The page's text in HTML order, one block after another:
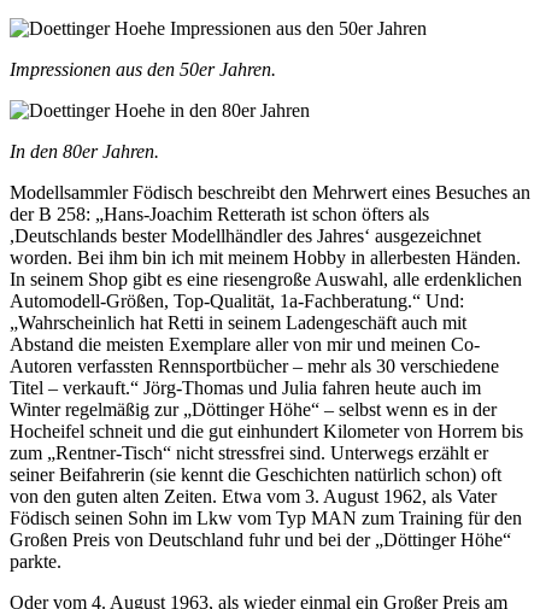
Impressionen aus den 50er Jahren.
In den 80er Jahren.
Modellsammler Födisch beschreibt den Mehrwert eines Besuches an
der B 258: „Hans-Joachim Retterath ist schon öfters als
,Deutschlands bester Modellhändler des Jahres‘ ausgezeichnet
worden. Bei ihm bin ich mit meinem Hobby in allerbesten Händen.
In seinem Shop gibt es eine riesengroße Auswahl, alle erdenklichen
Automodell-Größen, Top-Qualität, 1a-Fachberatung.“ Und:
„Wahrscheinlich hat Retti in seinem Ladengeschäft auch mit
Abstand die meisten Exemplare aller von mir und meinen Co-
Autoren verfassten Rennsportbücher – mehr als 30 verschiedene
Titel – verkauft.“ Jörg-Thomas und Julia fahren heute auch im
Winter regelmäßig zur „Döttinger Höhe“ – selbst wenn es in der
Hocheifel schneit und die gut einhundert Kilometer von Horrem bis
zum „Rentner-Tisch“ nicht stressfrei sind. Unterwegs erzählt er
seiner Beifahrerin (sie kennt die Geschichten natürlich schon) oft
von den guten alten Zeiten. Etwa vom 3. August 1962, als Vater
Födisch seinen Sohn im Lkw vom Typ MAN zum Training für den
Großen Preis von Deutschland fuhr und bei der „Döttinger Höhe“
parkte.
Oder vom 4. August 1963, als wieder einmal ein Großer Preis am